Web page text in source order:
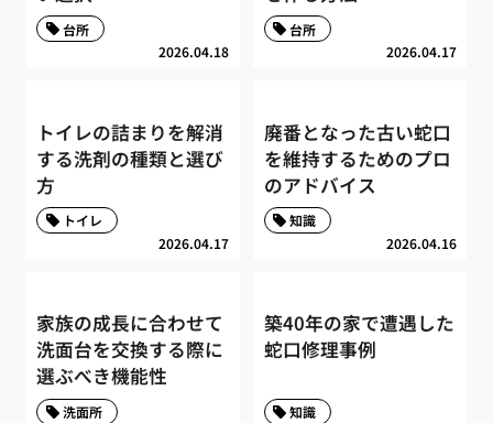
2026.04.18
台所
2026.04.17
台所
トイレの詰まりを解消
する洗剤の種類と選び
方
2026.04.17
トイレ
廃番となった古い蛇口
を維持するためのプロ
のアドバイス
2026.04.16
知識
家族の成長に合わせて
洗面台を交換する際に
選ぶべき機能性
洗面所
築40年の家で遭遇した
蛇口修理事例
知識